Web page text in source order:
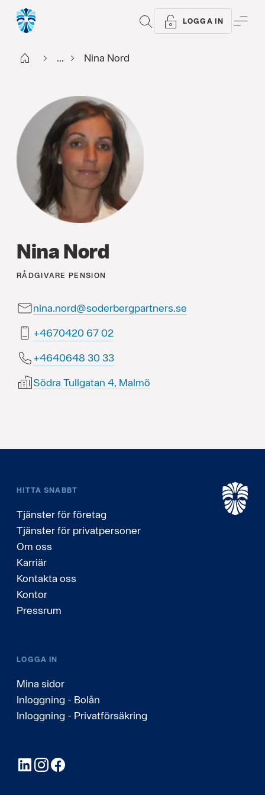
SÖK LOGGA IN
Start ... Nina Nord
Nina Nord
RÅDGIVARE PENSION
nina.nord@soderbergpartners.se
20 76 0240764+
33 03 8460464+
Södra Tullgatan 4, Malmö
HITTA SNABBT
Tjänster för företag
Tjänster för privatpersoner
Om oss
Karriär
Kontakta oss
Kontor
Pressrum
LOGGA IN
Mina sidor
Inloggning - Bolån
Inloggning - Privatförsäkring
LinkedInInstagram